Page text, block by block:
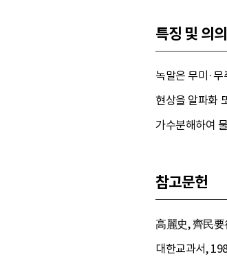
특징 및 의의
녹말은 무미·
현상을 알파화
가수분해하여
참고문헌
高麗史, 齊民要
대한교과서,